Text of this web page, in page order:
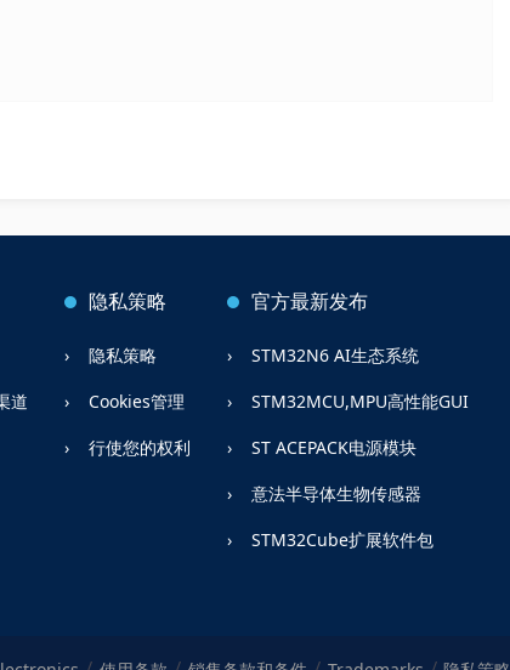
道
隐私策略
隐私策略
Cookies管理
行使您的权利
官方最新发布
STM32N6 AI生态系统
STM32MCU,MPU高性能GUI
ST ACEPACK电源模块
意法半导体生物传感器
STM32Cube扩展软件包